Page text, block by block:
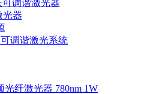
可调谐激光器
光器
调谐激光系统
光纤激光器 780nm 1W